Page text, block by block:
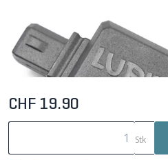
CHF 19.90
Stk